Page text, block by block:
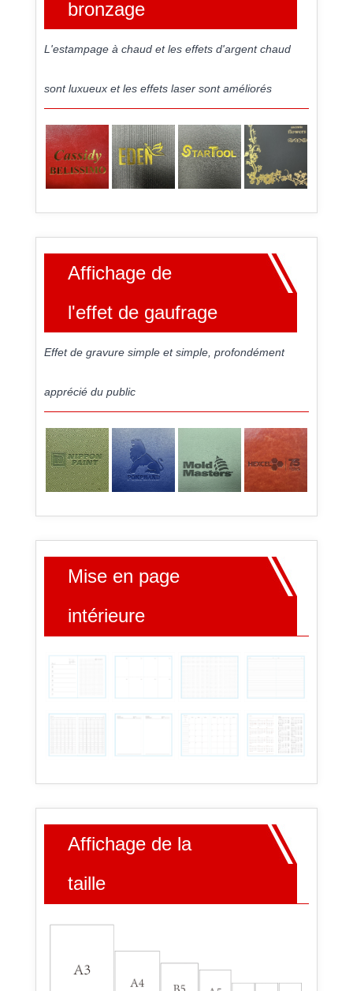
bronzage
L'estampage à chaud et les effets d'argent chaud
sont luxueux et les effets laser sont améliorés
Affichage de
l'effet de gaufrage
Effet de gravure simple et simple, profondément
apprécié du public
Mise en page
intérieure
Affichage de la
taille